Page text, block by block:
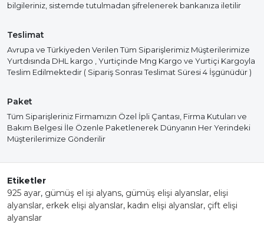
bilgileriniz, sistemde tutulmadan şifrelenerek bankanıza iletilir
Teslimat
Avrupa ve Türkiyeden Verilen Tüm Siparişlerimiz Müşterilerimize
Yurtdısında DHL kargo , Yurtiçinde Mng Kargo ve Yurtiçi Kargoyla
Teslim Edilmektedir ( Sipariş Sonrası Teslimat Süresi 4 İşgünüdür )
Paket
Tüm Siparişleriniz Firmamızın Özel İpli Çantası, Firma Kutuları ve
Bakım Belgesi İle Özenle Paketlenerek Dünyanın Her Yerindeki
Müşterilerimize Gönderilir
Etiketler
925 ayar, gümüş el işi alyans, gümüş elişi alyanslar, elişi
alyanslar, erkek elişi alyanslar, kadın elişi alyanslar, çift elişi
alyanslar